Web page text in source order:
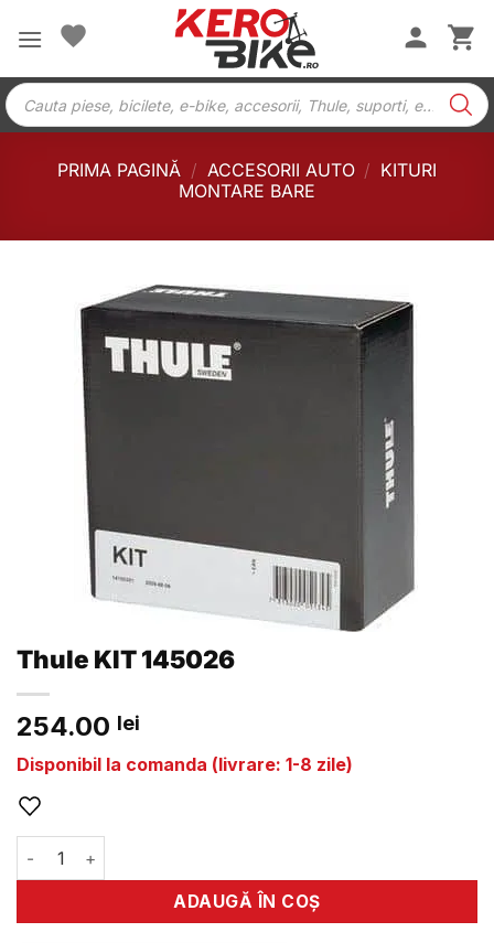
Products
search
PRIMA PAGINĂ / ACCESORII AUTO / KITURI
MONTARE BARE
Thule KIT 145026
254.00 lei
Disponibil la comanda (livrare: 1-8 zile)
Cantitate Thule KIT 145026
ADAUGĂ ÎN COȘ